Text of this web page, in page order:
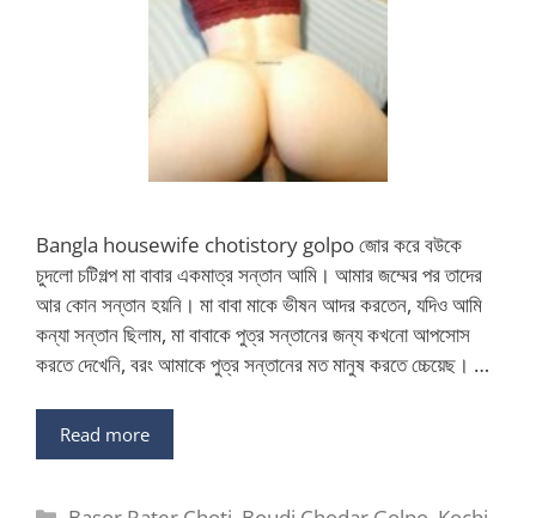
Bangla housewife chotistory golpo জোর করে বউকে
চুদলো চটিগল্প মা বাবার একমাত্র সন্তান আমি। আমার জম্মের পর তাদের
আর কোন সন্তান হয়নি। মা বাবা মাকে ভীষন আদর করতেন, যদিও আমি
কন্যা সন্তান ছিলাম, মা বাবাকে পুত্র সন্তানের জন্য কখনো আপসোস
করতে দেখেনি, বরং আমাকে পুত্র সন্তানের মত মানুষ করতে চ্চেয়েছ। …
Read more